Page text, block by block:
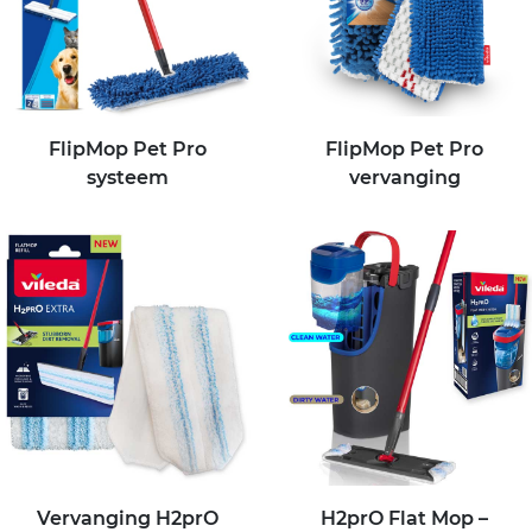
FlipMop Pet Pro
systeem
FlipMop Pet Pro
vervanging
Vervanging H2prO
H2prO Flat Mop –